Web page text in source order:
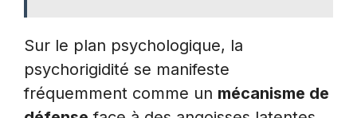
Sur le plan psychologique, la
psychorigidité se manifeste
fréquemment comme un mécanisme de